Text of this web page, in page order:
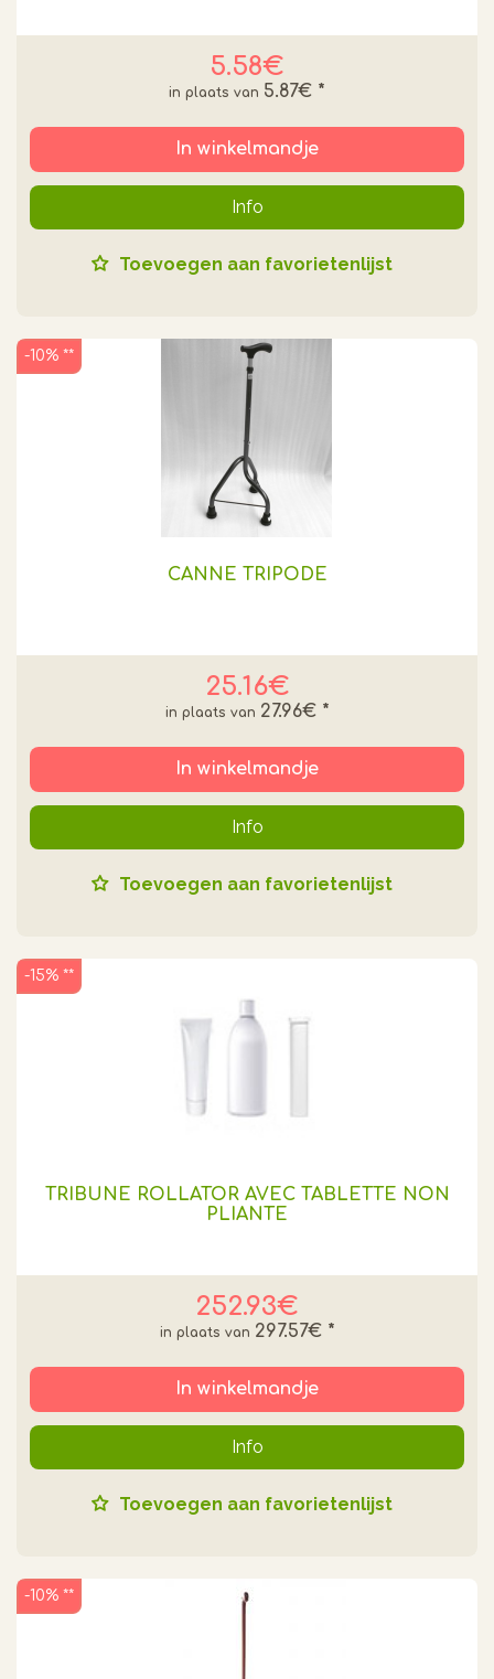
5.58€
5.87€ *
In winkelmandje
Info
Toevoegen aan favorietenlijst
CANNE TRIPODE
25.16€
27.96€ *
-10% **
In winkelmandje
Info
Toevoegen aan favorietenlijst
TRIBUNE ROLLATOR AVEC TABLETTE NON
PLIANTE
252.93€
297.57€ *
-15% **
In winkelmandje
Info
Toevoegen aan favorietenlijst
-10% **